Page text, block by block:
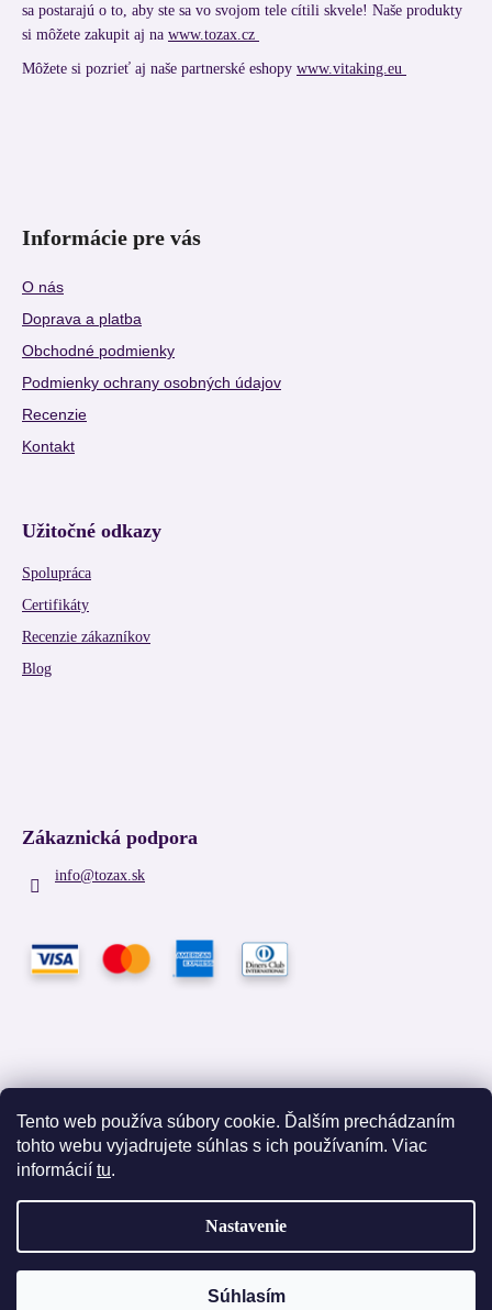
Tento web používa súbory cookie. Ďalším prechádzaním
tohto webu vyjadrujete súhlas s ich používaním. Viac
informácií tu.
Nastavenie
Súhlasím
sa postarajú o to, aby ste sa vo svojom tele cítili skvele! Naše produkty
si môžete zakupit aj na www.tozax.cz
Môžete si pozrieť aj naše partnerské eshopy www.vitaking.eu
Informácie pre vás
O nás
Doprava a platba
Obchodné podmienky
Podmienky ochrany osobných údajov
Recenzie
Kontakt
Užitočné odkazy
Spolupráca
Certifikáty
Recenzie zákazníkov
Blog
Zákaznická podpora
info@tozax.sk
Facebook
TOZAX . Všetky práva vyhradené.